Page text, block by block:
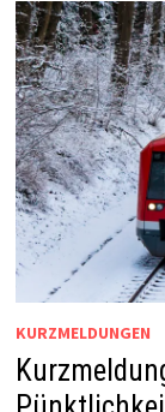
KURZMELDUNGEN